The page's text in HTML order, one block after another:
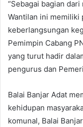
“Sebagai bagian
Wantilan ini memiliki
keberlangsungan
Pemimpin Cabang
yang turut hadir
pengurus dan
Balai Banjar Adat
kehidupan
komunal, Balai